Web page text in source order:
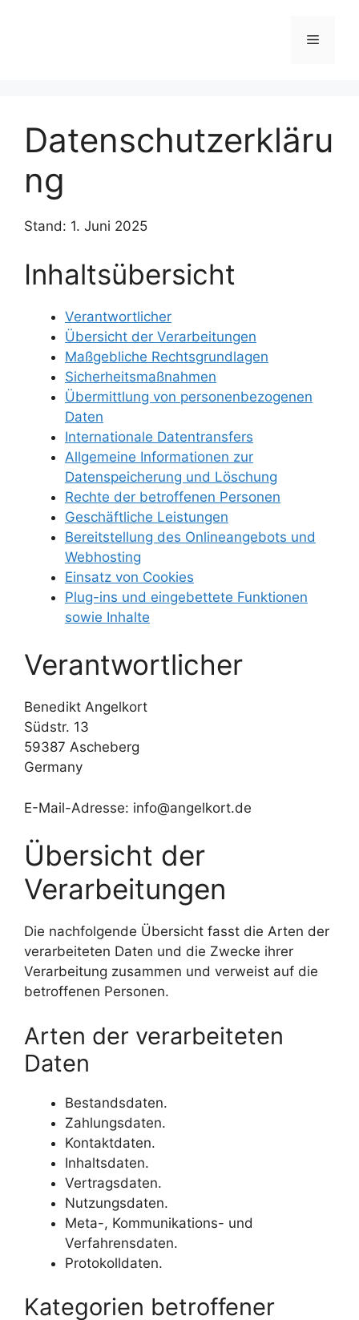
Menü
Datenschutzerkläru
ng
Stand: 1. Juni 2025
Inhaltsübersicht
Verantwortlicher
Übersicht der Verarbeitungen
Maßgebliche Rechtsgrundlagen
Sicherheitsmaßnahmen
Übermittlung von personenbezogenen
Daten
Internationale Datentransfers
Allgemeine Informationen zur
Datenspeicherung und Löschung
Rechte der betroffenen Personen
Geschäftliche Leistungen
Bereitstellung des Onlineangebots und
Webhosting
Einsatz von Cookies
Plug-ins und eingebettete Funktionen
sowie Inhalte
Verantwortlicher
Benedikt Angelkort
Südstr. 13
59387 Ascheberg
Germany
E-Mail-Adresse: info@angelkort.de
Übersicht der
Verarbeitungen
Die nachfolgende Übersicht fasst die Arten der
verarbeiteten Daten und die Zwecke ihrer
Verarbeitung zusammen und verweist auf die
betroffenen Personen.
Arten der verarbeiteten
Daten
Bestandsdaten.
Zahlungsdaten.
Kontaktdaten.
Inhaltsdaten.
Vertragsdaten.
Nutzungsdaten.
Meta-, Kommunikations- und
Verfahrensdaten.
Protokolldaten.
Kategorien betroffener